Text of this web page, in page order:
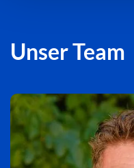
Unser Team